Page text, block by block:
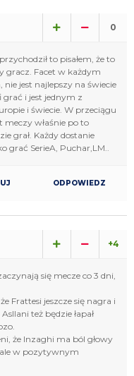
0
to pisałem, że to
gracz. Facet w każdym
jest najlepszy na świecie
grać i jest jednym z
i świecie. W przeciągu
meczy właśnie po to
grał. Każdy dostanie
grać SerieA, Puchar,LM..
ODPOWIEDZ
+4
się mecze co 3 dni,
Frattesi jeszcze się nagra i
też będzie łapał
że Inzaghi ma ból głowy
w pozytywnym